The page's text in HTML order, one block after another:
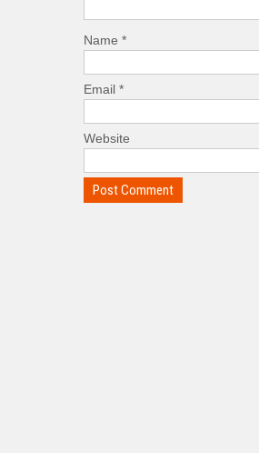
Name *
Email *
Website